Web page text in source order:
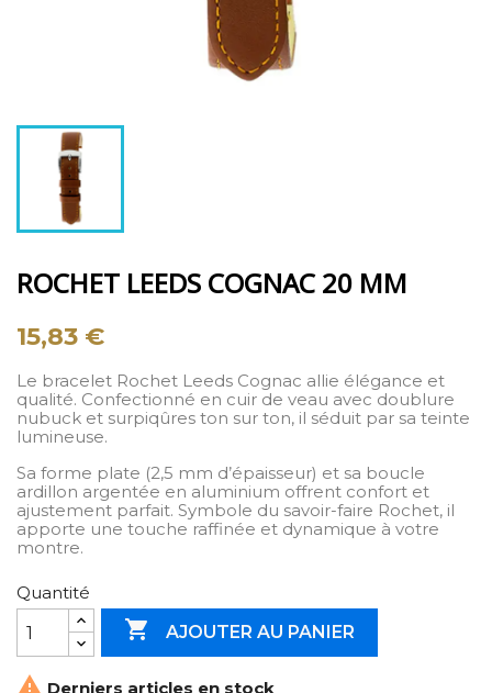
ROCHET LEEDS COGNAC 20 MM
15,83 €
Le bracelet Rochet Leeds Cognac allie élégance et
qualité. Confectionné en cuir de veau avec doublure
nubuck et surpiqûres ton sur ton, il séduit par sa teinte
lumineuse.
Sa forme plate (2,5 mm d’épaisseur) et sa boucle
ardillon argentée en aluminium offrent confort et
ajustement parfait. Symbole du savoir-faire Rochet, il
apporte une touche raffinée et dynamique à votre
montre.
Quantité
 AJOUTER AU PANIER
 Derniers articles en stock